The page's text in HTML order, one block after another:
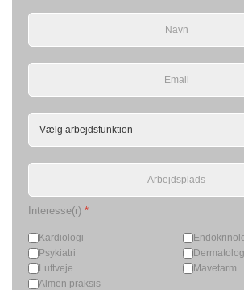
Interesse(r) *
Kardiologi
Psykiatri
Luftveje
Mavetarm
Almen praksis